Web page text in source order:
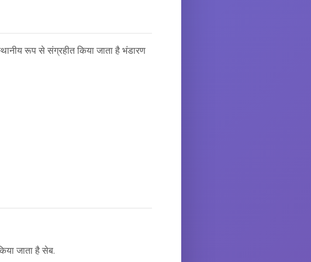
रूप से संग्रहीत किया जाता है भंडारण
जाता है सेब.